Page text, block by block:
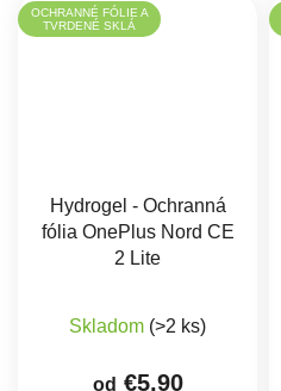
OCHRANNÉ FÓLIE A
TVRDENÉ SKLÁ
Hydrogel - Ochranná
fólia OnePlus Nord CE
2 Lite
Skladom (>2 ks)
od €5,90